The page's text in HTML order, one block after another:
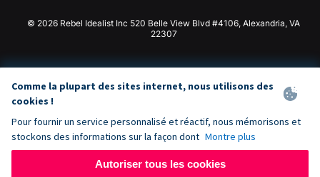
© 2026 Rebel Idealist Inc 520 Belle View Blvd #4106, Alexandria, VA
22307
Comme la plupart des sites internet, nous utilisons des
cookies !
Pour fournir un service personnalisé et réactif, nous mémorisons et
stockons des informations sur la façon dont Montre plus
Autoriser tous les cookies